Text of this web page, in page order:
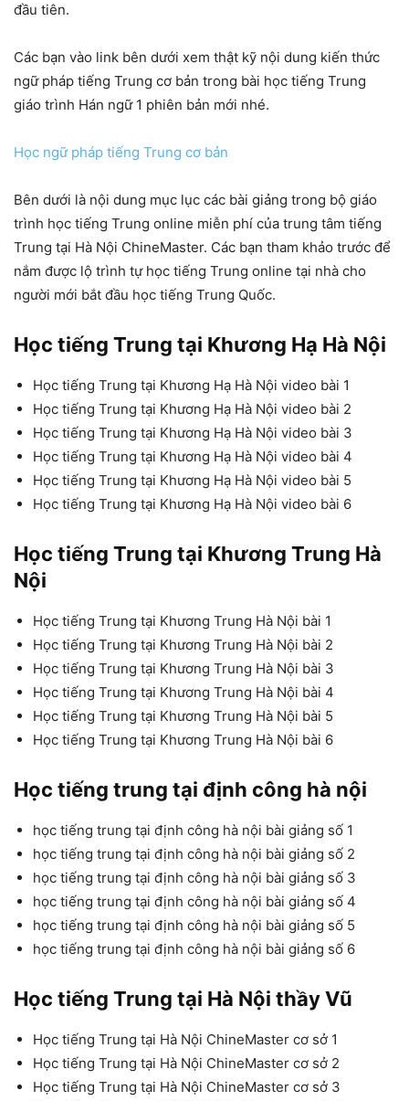
đầu tiên.
Các bạn vào link bên dưới xem thật kỹ nội dung kiến thức
ngữ pháp tiếng Trung cơ bản trong bài học tiếng Trung
giáo trình Hán ngữ 1 phiên bản mới nhé.
Học ngữ pháp tiếng Trung cơ bản
Bên dưới là nội dung mục lục các bài giảng trong bộ giáo
trình học tiếng Trung online miễn phí của trung tâm tiếng
Trung tại Hà Nội ChineMaster. Các bạn tham khảo trước để
nắm được lộ trình tự học tiếng Trung online tại nhà cho
người mới bắt đầu học tiếng Trung Quốc.
Học tiếng Trung tại Khương Hạ Hà Nội
Học tiếng Trung tại Khương Hạ Hà Nội video bài 1
Học tiếng Trung tại Khương Hạ Hà Nội video bài 2
Học tiếng Trung tại Khương Hạ Hà Nội video bài 3
Học tiếng Trung tại Khương Hạ Hà Nội video bài 4
Học tiếng Trung tại Khương Hạ Hà Nội video bài 5
Học tiếng Trung tại Khương Hạ Hà Nội video bài 6
Học tiếng Trung tại Khương Trung Hà
Nội
Học tiếng Trung tại Khương Trung Hà Nội bài 1
Học tiếng Trung tại Khương Trung Hà Nội bài 2
Học tiếng Trung tại Khương Trung Hà Nội bài 3
Học tiếng Trung tại Khương Trung Hà Nội bài 4
Học tiếng Trung tại Khương Trung Hà Nội bài 5
Học tiếng Trung tại Khương Trung Hà Nội bài 6
Học tiếng trung tại định công hà nội
học tiếng trung tại định công hà nội bài giảng số 1
học tiếng trung tại định công hà nội bài giảng số 2
học tiếng trung tại định công hà nội bài giảng số 3
học tiếng trung tại định công hà nội bài giảng số 4
học tiếng trung tại định công hà nội bài giảng số 5
học tiếng trung tại định công hà nội bài giảng số 6
Học tiếng Trung tại Hà Nội thầy Vũ
Học tiếng Trung tại Hà Nội ChineMaster cơ sở 1
Học tiếng Trung tại Hà Nội ChineMaster cơ sở 2
Học tiếng Trung tại Hà Nội ChineMaster cơ sở 3